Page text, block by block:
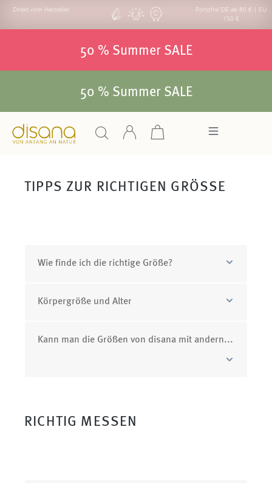
Direkt vom Hersteller
Portofrei DE ab 80 € | EU
150 €
50 % Summer SALE
50 % Summer SALE
TIPPS ZUR RICHTIGEN GRÖSSE
Wie finde ich die richtige Größe?
Körpergröße und Alter
Kann man die Größen von disana mit andern Marken vergleichen?
RICHTIG MESSEN